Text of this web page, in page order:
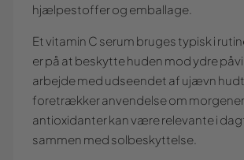
hjælpestoffer og emballage.
Et vitamin C serum bruges typisk i
er på at beskytte huden mod ydre
arbejde med udseendet af ujævn
foretrækker anvendelse om
antioxidanter kan være relevante i
sammen med solbeskyttelse.